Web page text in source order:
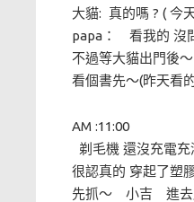
大貓: 真的嗎 ? ( 今
papa： 看我的 沒
不過等大貓出門後
看個書先～(昨
AM :11:00
剃毛機 還沒充電
很認真的 穿起了
先抓～ 小吉 進去